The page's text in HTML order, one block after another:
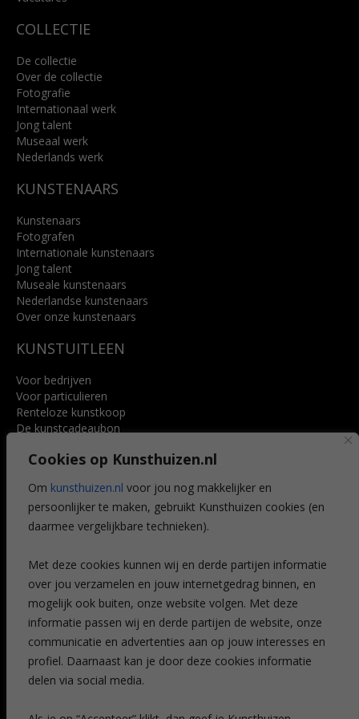
Cookies op Kunsthuizen.nl
Om kunsthuizen.nl voor jou nog makkelijker en
persoonlijker te maken, gebruikt Kunsthuizen cookies (en
daarmee vergelijkbare technieken).
Met deze cookies kunnen wij en derde partijen informatie
over jou verzamelen en jouw internetgedrag binnen, en
mogelijk ook buiten, onze website volgen. Met deze
informatie passen wij en derde partijen de website, onze
communicatie en advertenties aan op jouw interesses en
profiel. Daarnaast kan je door deze cookies informatie
delen via social media.
COLLECTIE
De collectie
Over de collectie
Fotografie
Internationaal werk
Jong talent
Museaal werk
Nederlands werk
KUNSTENAARS
Kunstenaars
Fotografen
Internationale kunstenaars
Jong talent
Museale kunstenaars
Nederlandse kunstenaars
Over onze kunstenaars
KUNSTUITLEEN
Voor bedrijven
Voor particulieren
Renteloze kunstkoop
De kunstcadeaubon
Voordelen
Veelgestelde vragen
CONTACT
Leiden
Amsterdam
Breda
Favorieten
Mijn art alert
NIEUWSBRIEF